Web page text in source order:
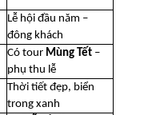
Lễ hội đầu năm –
đông khách
Có tour Mùng Tết –
phụ thu lễ
Thời tiết đẹp, biển
trong xanh